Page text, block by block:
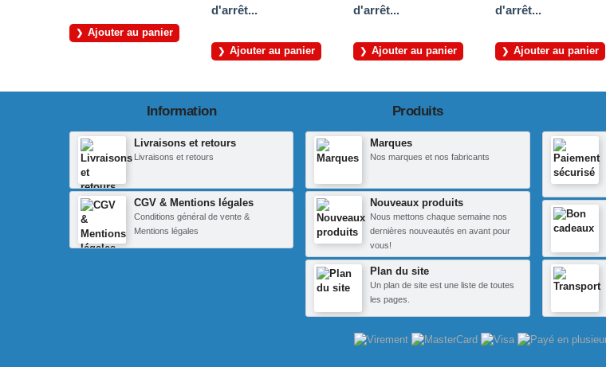
Ajouter au panier
d'arrêt...
Ajouter au panier
d'arrêt...
Ajouter au panier
d'arrêt...
Ajouter au panier
Information
Livraisons et retours
Livraisons et retours
CGV & Mentions légales
Conditions général de vente &
Mentions légales
Produits
Marques
Nos marques et nos fabricants
Nouveaux produits
Nous mettons chaque semaine nos
dernières nouveautés en avant pour
vous!
Plan du site
Un plan de site est une liste de toutes
les pages.